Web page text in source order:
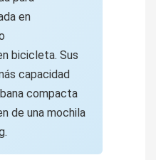
en
bicicleta. Sus
capacidad
compacta
de una mochila